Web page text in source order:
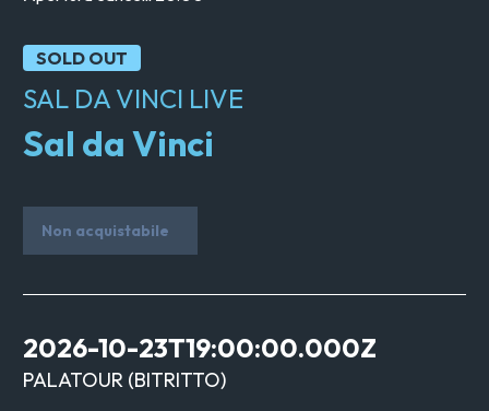
SOLD OUT
SAL DA VINCI LIVE
Sal da Vinci
Non acquistabile
2026-10-23T19:00:00.000Z
PALATOUR (BITRITTO)